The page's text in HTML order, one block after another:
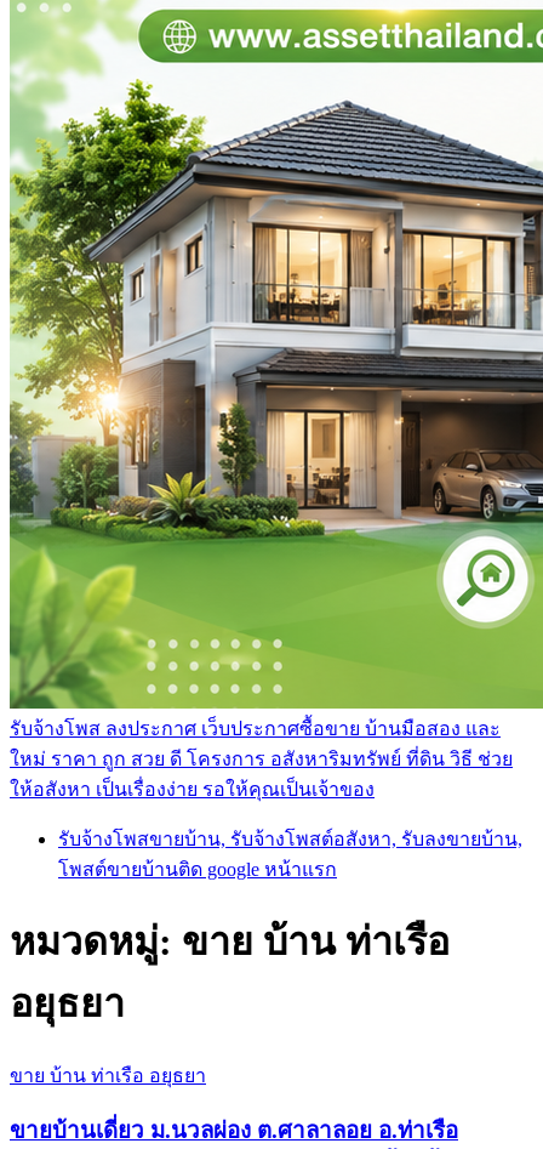
รับจ้างโพส ลงประกาศ เว็บประกาศซื้อขาย บ้านมือสอง และ
ใหม่ ราคา ถูก สวย ดี โครงการ อสังหาริมทรัพย์ ที่ดิน วิธี ช่วย
ให้อสังหา เป็นเรื่องง่าย รอให้คุณเป็นเจ้าของ
รับจ้างโพสขายบ้าน, รับจ้างโพสต์อสังหา, รับลงขายบ้าน,
โพสต์ขายบ้านติด google หน้าแรก
หมวดหมู่: ขาย บ้าน ท่าเรือ
อยุธยา
ขาย บ้าน ท่าเรือ อยุธยา
ขายบ้านเดี่ยว ม.นวลผ่อง ต.ศาลาลอย อ.ท่าเรือ